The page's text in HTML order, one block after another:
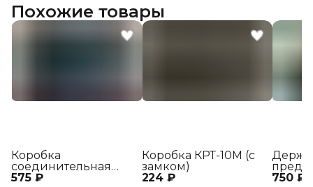
Похожие товары
575 ₽
Коробка
соединительная
КС3-2
224 ₽
Коробка КРТ-10М (с
замком)
750 ₽
ДВП8-